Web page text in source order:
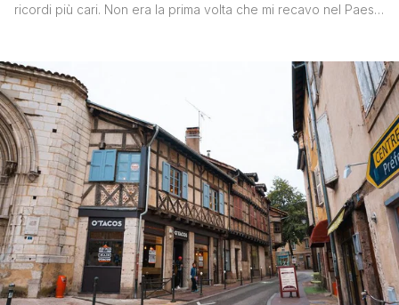
ricordi più cari. Non era la prima volta che mi recavo nel Paese
Rayong e Chantanaburi, fermandomi poi un paio di giorni [']